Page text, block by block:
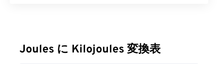
Joules に Kilojoules 変換表